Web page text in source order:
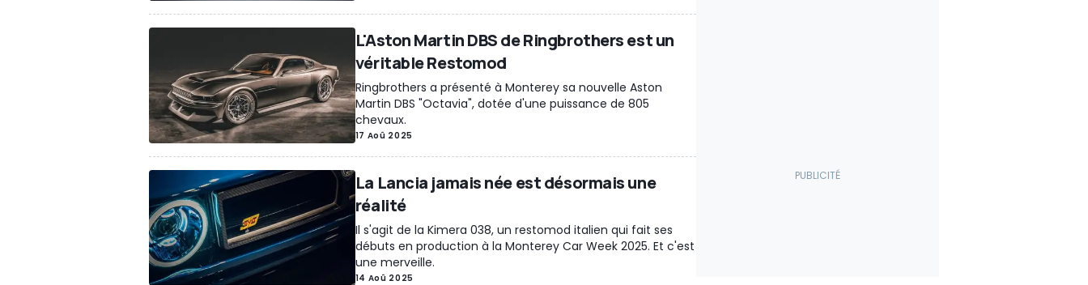
L'Aston Martin DBS de Ringbrothers est un
véritable Restomod
Ringbrothers a présenté à Monterey sa nouvelle Aston
Martin DBS "Octavia", dotée d'une puissance de 805
chevaux.
17 Aoû 2025
La Lancia jamais née est désormais une
réalité
Il s'agit de la Kimera 038, un restomod italien qui fait ses
débuts en production à la Monterey Car Week 2025. Et c'est
une merveille.
14 Aoû 2025